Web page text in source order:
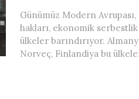
Günümüz Modern
hakları, ekonomik
ülkeler barındırıyor.
Norveç, Finlandiya bu